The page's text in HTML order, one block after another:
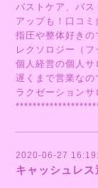
バストケア、バ
アップも！口コミ
指圧や整体好き
レクソロジー（フ
個人経営の個人サ
遅くまで営業なの
ラクゼーション
2020-06-27
キャッシュレ